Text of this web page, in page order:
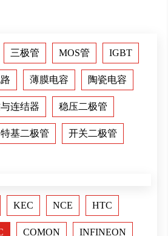
三极管 MOS管 IGBT
薄膜电容 陶瓷电容
连结器 稳压二极管
基二极管 开关二极管
KEC NCE HTC
COMON INFINEON